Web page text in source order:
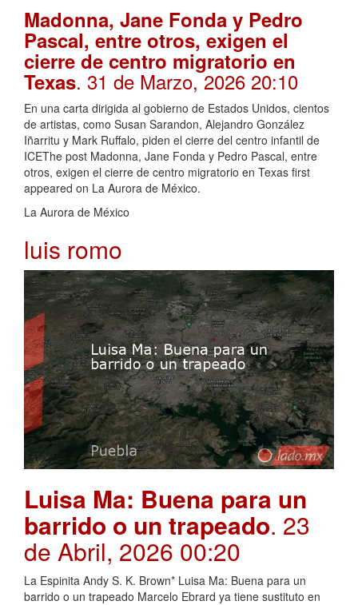
Madonna, Jane Fonda y Pedro
Pascal, entre otros, exigen el
cierre de centro migratorio en
Texas. 31 de Marzo, 2026 20:10
En una carta dirigida al gobierno de Estados Unidos, cientos
de artistas, como Susan Sarandon, Alejandro González
Iñarritu y Mark Ruffalo, piden el cierre del centro infantil de
ICEThe post Madonna, Jane Fonda y Pedro Pascal, entre
otros, exigen el cierre de centro migratorio en Texas first
appeared on La Aurora de México.
La Aurora de México
luis romo
Luisa Ma: Buena para un
barrido o un trapeado. 23
de Abril, 2026 00:20
La Espinita Andy S. K. Brown* Luisa Ma: Buena para un
barrido o un trapeado Marcelo Ebrard ya tiene sustituto en